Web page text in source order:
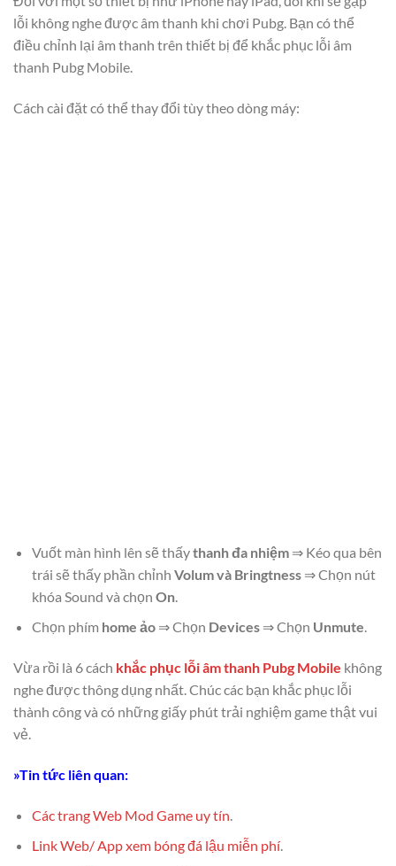
lỗi không nghe được âm thanh khi chơi Pubg. Bạn có thể
điều chỉnh lại âm thanh trên thiết bị để khắc phục lỗi âm
thanh Pubg Mobile.
Cách cài đặt có thể thay đổi tùy theo dòng máy:
Vuốt màn hình lên sẽ thấythanh đa nhiệm⇒ Kéo qua bên
trái sẽ thấy phần chỉnh Volum và Bringtness⇒ Chọn nút
khóa Sound và chọn On.
Chọn phím home ảo⇒ Chọn Devices⇒ Chọn Unmute.
Vừa rồi là 6 cách khắc phục lỗi âm thanh Pubg Mobile không
nghe được thông dụng nhất. Chúc các bạn khắc phục lỗi
thành công và có những giấy phút trải nghiệm game thật vui
vẻ.
»Tin tức liên quan:
Các trang Web Mod Game uy tín
Link Web/ App xem bóng đá lậu miễn phí.